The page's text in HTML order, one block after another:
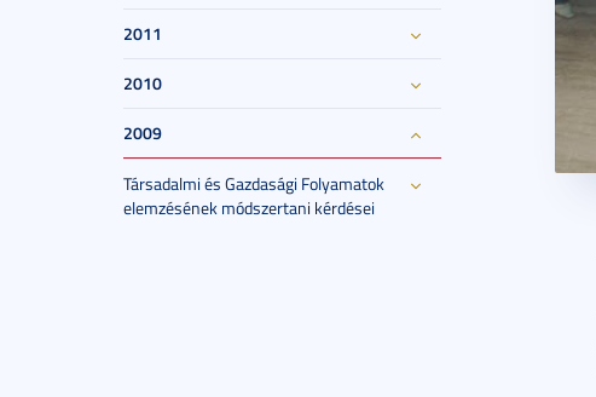
2011
2010
2009
Társadalmi és Gazdasági Folyamatok
elemzésének módszertani kérdései